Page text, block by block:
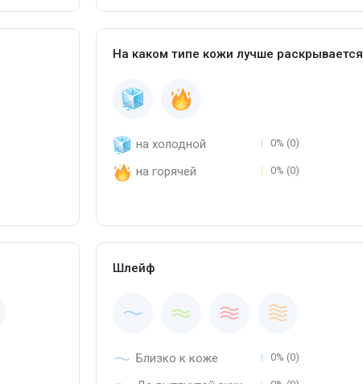
На каком типе кожи лучше раскрывается
на холодной 0% (0)
на горячей 0% (0)
Шлейф
Близко к коже 0% (0)